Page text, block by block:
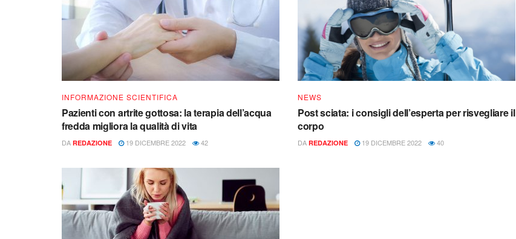
INFORMAZIONE SCIENTIFICA
Pazienti con artrite gottosa: la terapia dell’acqua
fredda migliora la qualità di vita
DA REDAZIONE 19 DICEMBRE 2022 42
NEWS
Post sciata: i consigli dell’esperta per risvegliare il
corpo
DA REDAZIONE 19 DICEMBRE 2022 40